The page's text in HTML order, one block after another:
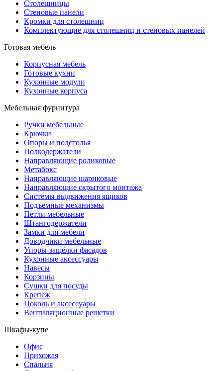
Столешницы
Стеновые панели
Кромки для столешниц
Комплектующие для столешниц и стеновых панелей
Готовая мебель
Корпусная мебель
Готовые кухни
Кухонные модули
Кухонные корпуса
Мебельная фурнитура
Ручки мебельные
Крючки
Опоры и подстолья
Полкодержатели
Направляющие роликовые
Метабокс
Направляющие шариковые
Направляющие скрытого монтажа
Системы выдвижения ящиков
Подъемные механизмы
Петли мебельные
Штангодержатели
Замки для мебели
Доводчики мебельные
Упоры-защёлки фасадов
Кухонные аксессуары
Навесы
Корзины
Сушки для посуды
Крепеж
Цоколь и аксессуары
Вентиляционные решетки
Шкафы-купе
Офис
Прихожая
Спальня